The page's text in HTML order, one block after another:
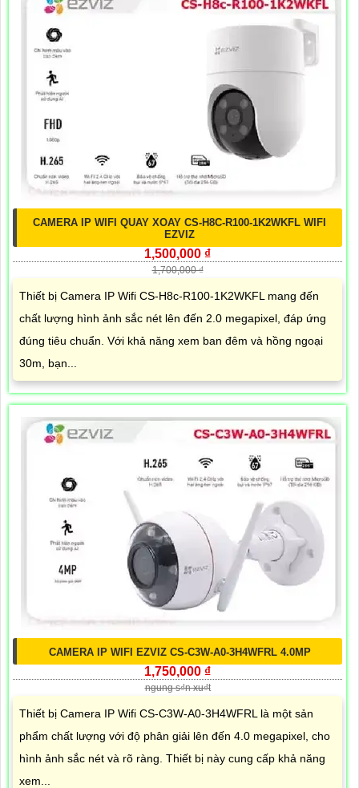
CAMERA IP WIFI QUAY XOAY CS-H8C-R100-1K2WKFL WIFI
EZVIZ
1,500,000 ₫
1,700,000 ₫
Thiết bị Camera IP Wifi CS-H8c-R100-1K2WKFL mang đến
chất lượng hình ảnh sắc nét lên đến 2.0 megapixel, đáp ứng
đúng tiêu chuẩn. Với khả năng xem ban đêm và hồng ngoại
30m, bạn...
CAMERA IP WIFI EZVIZ CS-C3W-A0-3H4WFRL 4.0MP
1,750,000 ₫
ngung s₫n xu₫t
Thiết bị Camera IP Wifi CS-C3W-A0-3H4WFRL là một sản
phẩm chất lượng với độ phân giải lên đến 4.0 megapixel, cho
hình ảnh sắc nét và rõ ràng. Thiết bị này cung cấp khả năng
xem...